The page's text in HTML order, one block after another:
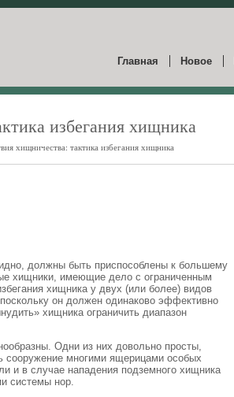
Главная Новое
избегания хищника
хищничества: тактика избегания хищника
должны быть приспособлены к большему
хищники, имеющие дело с ограниченным
хищника у двух (или более) видов
он должен одинаково эффективно
хищника ограничить диапазон
Одни из них довольно просты,
многими ящерицами особых
и в случае нападения подземного хищника
системы нор.